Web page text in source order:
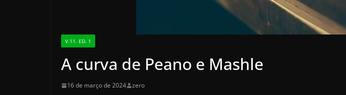
V.11. ED. 1
A curva de Peano e Mashle
16 de março de 2024 zero